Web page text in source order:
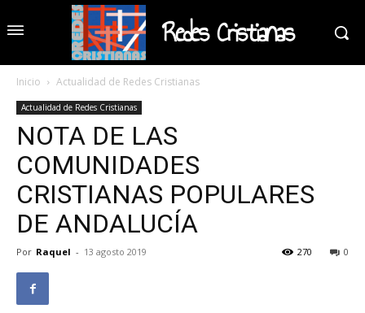
Redes Cristianas
Inicio Actualidad de Redes Cristianas
Actualidad de Redes Cristianas
NOTA DE LAS
COMUNIDADES
CRISTIANAS POPULARES
DE ANDALUCÍA
Por Raquel - 13 agosto 2019 0
270